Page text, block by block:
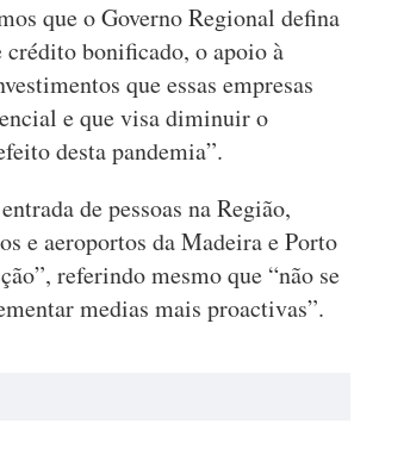
que o Governo Regional defina
crédito bonificado, o apoio à
que essas empresas
e que visa diminuir o
desta pandemia”.
de pessoas na Região,
e aeroportos da Madeira e Porto
referindo mesmo que “não se
medias mais proactivas”.